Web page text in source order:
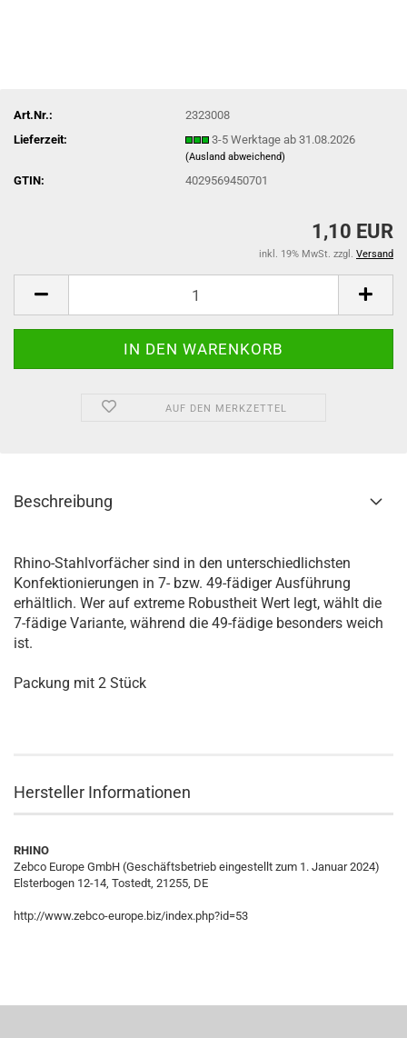
Art.Nr.:
2323008
Lieferzeit:
3-5 Werktage ab 31.08.2026
(Ausland abweichend)
GTIN: 4029569450701
1,10 EUR
inkl. 19% MwSt. zzgl. Versand
AUF DEN MERKZETTEL
Beschreibung
Rhino-Stahlvorfächer sind in den unterschiedlichsten
Konfektionierungen in 7- bzw. 49-fädiger Ausführung
erhältlich. Wer auf extreme Robustheit Wert legt, wählt die
7-fädige Variante, während die 49-fädige besonders weich
ist.
Packung mit 2 Stück
Hersteller Informationen
RHINO
Zebco Europe GmbH (Geschäftsbetrieb eingestellt zum 1. Januar 2024)
Elsterbogen 12-14, Tostedt, 21255, DE
http://www.zebco-europe.biz/index.php?id=53